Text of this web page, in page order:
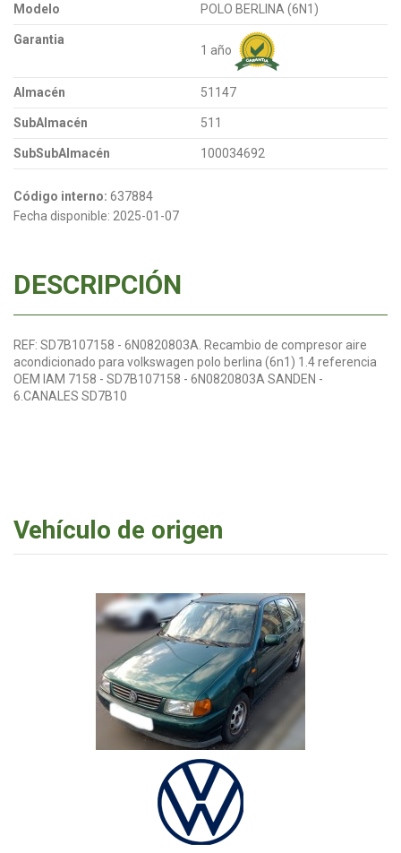
Modelo POLO BERLINA (6N1)
Garantia
1 año
Almacén 51147
SubAlmacén 511
SubSubAlmacén 100034692
Código interno: 637884
Fecha disponible: 2025-01-07
DESCRIPCIÓN
REF: SD7B107158 - 6N0820803A. Recambio de compresor aire
acondicionado para volkswagen polo berlina (6n1) 1.4 referencia
OEM IAM 7158 - SD7B107158 - 6N0820803A SANDEN -
6.CANALES SD7B10
Vehículo de origen